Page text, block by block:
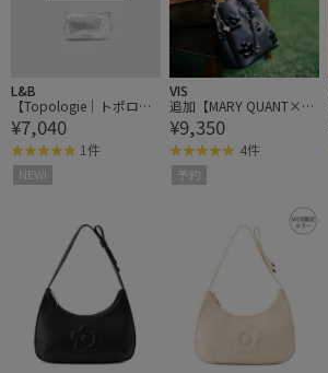
L&B
【Topologie｜トポロジ
ー】Wares Bags Mini Bott
le Sacoche ミニボトルサ
コッシュ
¥7,040
1件
NEW!
VIS
追加【MARY QUANT×VI
S】デイジーハートカッ
トバッグ
¥9,350
4件
予約